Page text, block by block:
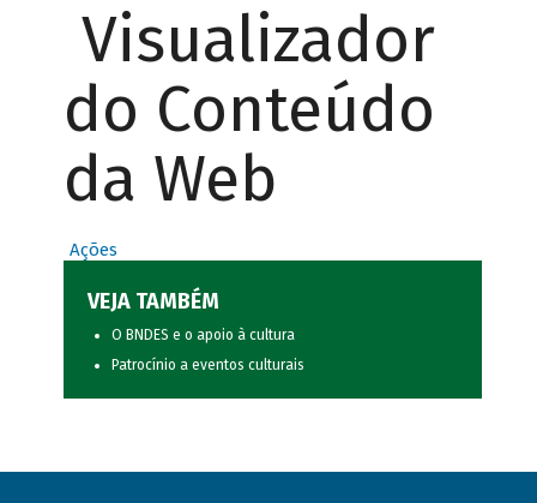
Visualizador
do Conteúdo
da Web
Ações
VEJA TAMBÉM
O BNDES e o apoio à cultura
Patrocínio a eventos culturais